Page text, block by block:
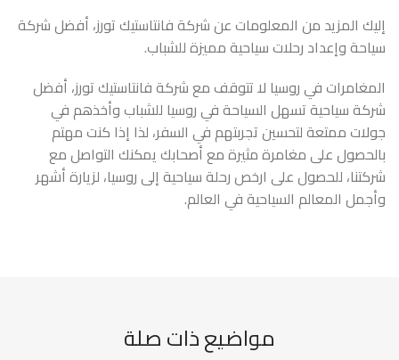
إليك المزيد من المعلومات عن شركة فانتاستيك تورز، أفضلشركة
سياحةوإعداد رحلات سياحية مميزة للشباب.
المغامرات في روسيا لا تتوقف مع شركة فانتاستيك تورز، أفضل
شركة سياحية تسهل السياحة في روسيا للشباب وأخذهم في
جولات ممتعة لتحسين تجربتهم في السفر، لذا إذا كنت مهتم
بالحصول على مغامرة مثيرة مع أصحابك يمكنك التواصل مع
شركتنا، للحصول على ارخص رحلة سياحية إلى روسيا، لزيارة أشهر
وأجمل المعالم السياحية في العالم.
مواضيع ذات صلة